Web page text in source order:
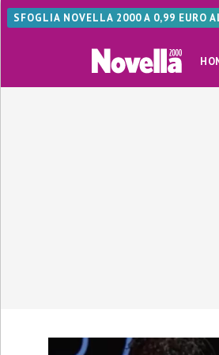
SFOGLIA NOVELLA 2000 A 0,99 EURO